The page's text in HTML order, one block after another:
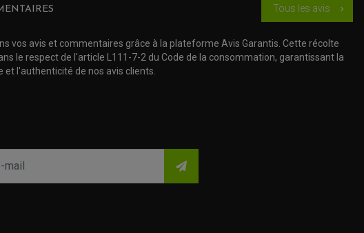
Tous les avis chevron_right
vos avis et commentaires grâce à la plateforme Avis Garantis. Cette récolte
le respect de l'article L111-7-2 du Code de la consommation, garantissant la
et l'authenticité de nos avis clients.